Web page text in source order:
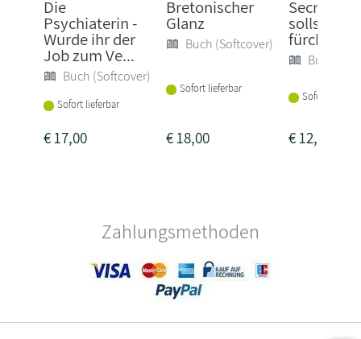
Die
Psychiaterin -
Wurde ihr der
Job zum Ve...
Buch (Softcover)
Sofort lieferbar
€17,00
Bretonischer
Glanz
Buch (Softcover)
Sofort lieferbar
€18,00
Secret -
sollst
fürchten
Buch
Sofort
€12,00
Zahlungsmethoden